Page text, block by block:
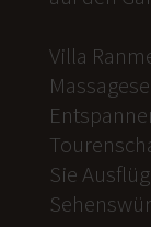
Villa
Sie